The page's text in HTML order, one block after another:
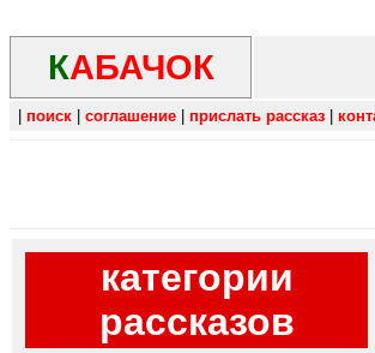
КАБАЧОК
поиск соглашение прислать рассказ
категории
рассказов